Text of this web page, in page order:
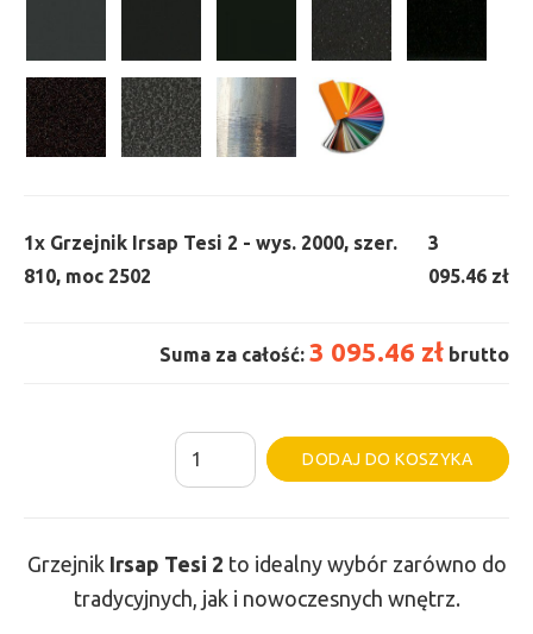
1x Grzejnik Irsap Tesi 2 - wys. 2000, szer.
810, moc 2502
3
095.46 zł
Suma za całość: 3 095.46 zł brutto
ilość
Grzejnik
-
DODAJ DO KOSZYKA
Grzejnik Irsap Tesi 2 to idealny wybór zarówno do
tradycyjnych, jak i nowoczesnych wnętrz.